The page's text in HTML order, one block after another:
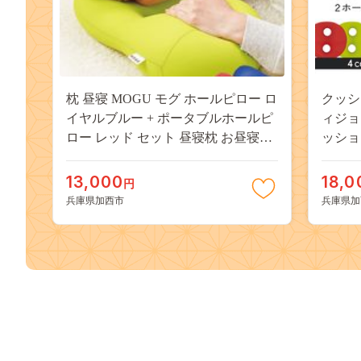
枕 昼寝 MOGU モグ ホールピロー ロ
イヤルブルー + ポータブルホールピ
ロー レッド セット 昼寝枕 お昼寝枕
フィス デスク 机 うつぶせ フェイス
マット 腰当て クッション 雑貨 兵庫
13,000 円
兵庫県加西市
クッ
ィジ
ッシ
ョン
スク
兵庫県